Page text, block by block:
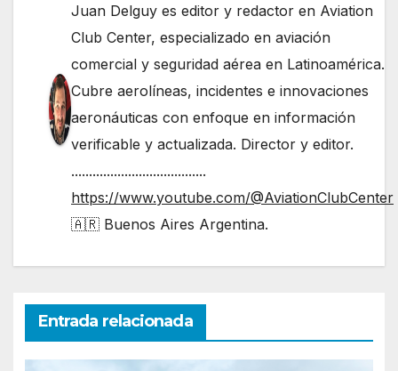
Juan Delguy es editor y redactor en Aviation
Club Center, especializado en aviación
comercial y seguridad aérea en Latinoamérica.
Cubre aerolíneas, incidentes e innovaciones
aeronáuticas con enfoque en información
verificable y actualizada. Director y editor.
......................................
https://www.youtube.com/@AviationClubCenter
🇦🇷 Buenos Aires Argentina.
Entrada relacionada